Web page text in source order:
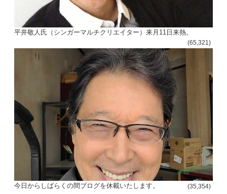
平井敬人氏（シンガーマルチクリエイター）来月11日来熱。
(65,321)
今日からしばらくの間ブログを休載いたします。 (35,354)